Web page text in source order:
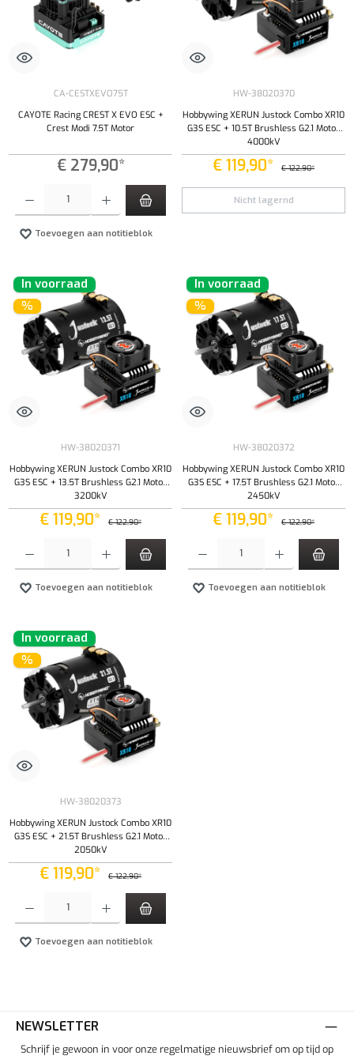
CA-CESTXEVO75T
CAYOTE Racing CREST X EVO ESC +
Crest Modi 7.5T Motor
€ 279,90*
Producthoeveelheid: Voer de gewenste hoeveelheid in of gebruik de knoppen om de
Toevoegen aan notitieblok
HW-38020370
Hobbywing XERUN Justock Combo XR10
G3S ESC + 10.5T Brushless G2.1 Motor
4000kV
€ 119,90* € 122,90*
Nicht lagernd
In voorraad
%
HW-38020371
Hobbywing XERUN Justock Combo XR10
G3S ESC + 13.5T Brushless G2.1 Motor
3200kV
€ 119,90* € 122,90*
Toevoegen aan notitieblok
In voorraad
%
HW-38020372
Hobbywing XERUN Justock Combo XR10
G3S ESC + 17.5T Brushless G2.1 Motor
2450kV
€ 119,90* € 122,90*
Toevoegen aan notitieblok
In voorraad
%
HW-38020373
Hobbywing XERUN Justock Combo XR10
G3S ESC + 21.5T Brushless G2.1 Motor
2050kV
€ 119,90* € 122,90*
Toevoegen aan notitieblok
NEWSLETTER
Schrijf je gewoon in voor onze regelmatige nieuwsbrief om op tijd op